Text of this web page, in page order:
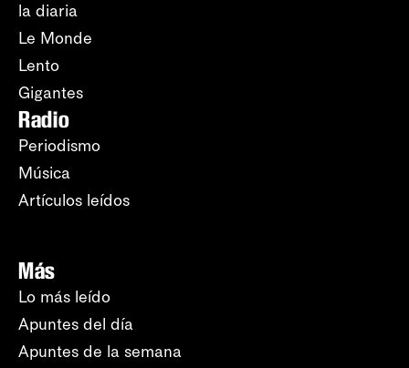
la diaria
Le Monde
Lento
Gigantes
Radio
Periodismo
Música
Artículos leídos
Más
Lo más leído
Apuntes del día
Apuntes de la semana